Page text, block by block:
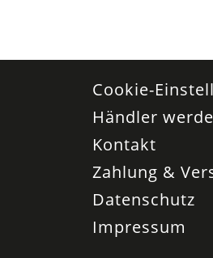
Cookie-
Händler
Kontakt
Zahlung &
Datenschutz
Impressum